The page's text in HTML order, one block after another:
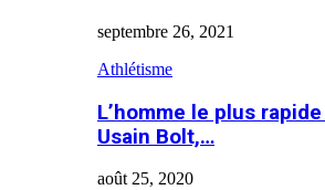
septembre 26, 2021
Athlétisme
L’homme le plus
Usain Bolt,…
août 25, 2020